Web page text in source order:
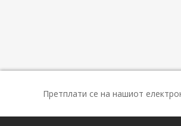
Претплати се на нашиот